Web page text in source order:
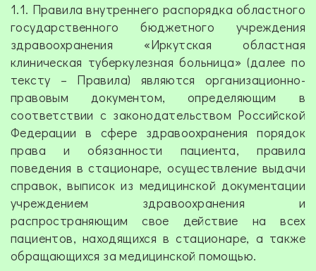
1.1. Правила внутреннего распорядка областного
государственного бюджетного учреждения
здравоохранения «Иркутская областная
клиническая туберкулезная больница» (далее по
тексту – Правила) являются организационно-
правовым документом, определяющим в
соответствии с законодательством Российской
Федерации в сфере здравоохранения порядок
права и обязанности пациента, правила
поведения в стационаре, осуществление выдачи
справок, выписок из медицинской документации
учреждением здравоохранения и
распространяющим свое действие на всех
пациентов, находящихся в стационаре, а также
обращающихся за медицинской помощью.